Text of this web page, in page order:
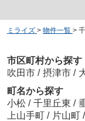
ミライズ > 物件一覧 >
市区町村から探す
吹田市 / 摂津市 /
町名から探す
小松 / 千里丘東 /
上山手町 / 片山町 /